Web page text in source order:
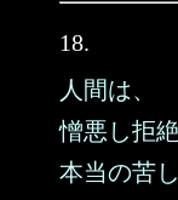
18.
人間は、
憎悪し拒
本当の苦